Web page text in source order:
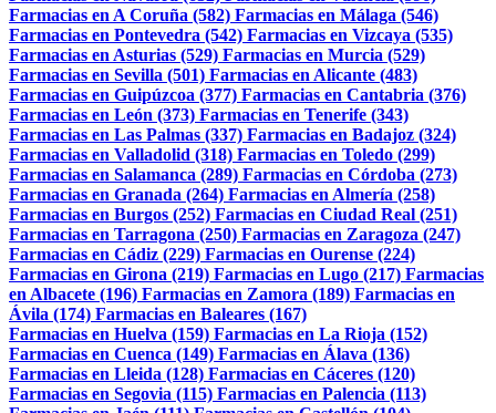
Farmacias en A Coruña (582) Farmacias en Málaga (546)
Farmacias en Pontevedra (542) Farmacias en Vizcaya (535)
Farmacias en Asturias (529) Farmacias en Murcia (529)
Farmacias en Sevilla (501) Farmacias en Alicante (483)
Farmacias en Guipúzcoa (377) Farmacias en Cantabria (376)
Farmacias en León (373) Farmacias en Tenerife (343)
Farmacias en Las Palmas (337) Farmacias en Badajoz (324)
Farmacias en Valladolid (318) Farmacias en Toledo (299)
Farmacias en Salamanca (289) Farmacias en Córdoba (273)
Farmacias en Granada (264) Farmacias en Almería (258)
Farmacias en Burgos (252) Farmacias en Ciudad Real (251)
Farmacias en Tarragona (250) Farmacias en Zaragoza (247)
Farmacias en Cádiz (229) Farmacias en Ourense (224)
Farmacias en Girona (219) Farmacias en Lugo (217) Farmacias
en Albacete (196) Farmacias en Zamora (189) Farmacias en
Ávila (174) Farmacias en Baleares (167)
Farmacias en Huelva (159) Farmacias en La Rioja (152)
Farmacias en Cuenca (149) Farmacias en Álava (136)
Farmacias en Lleida (128) Farmacias en Cáceres (120)
Farmacias en Segovia (115) Farmacias en Palencia (113)